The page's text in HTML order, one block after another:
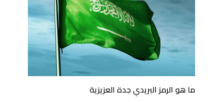
ما هو الرمز البريدي جدة العزيزية